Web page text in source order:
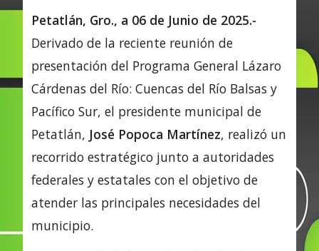
Petatlán, Gro., a 06 de Junio de 2025.-
Derivado de la reciente reunión de
presentación del Programa General Lázaro
Cárdenas del Río: Cuencas del Río Balsas y
Pacífico Sur, el presidente municipal de
Petatlán, José Popoca Martínez, realizó un
recorrido estratégico junto a autoridades
federales y estatales con el objetivo de
atender las principales necesidades del
municipio.